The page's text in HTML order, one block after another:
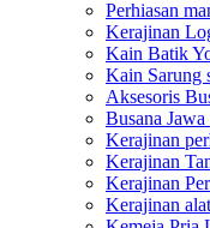
Perhiasan
Kerajinan
Kain Batik
Kain Sarung
Aksesoris
Busana Jawa
Kerajinan
Kerajinan
Kerajinan
Kerajinan